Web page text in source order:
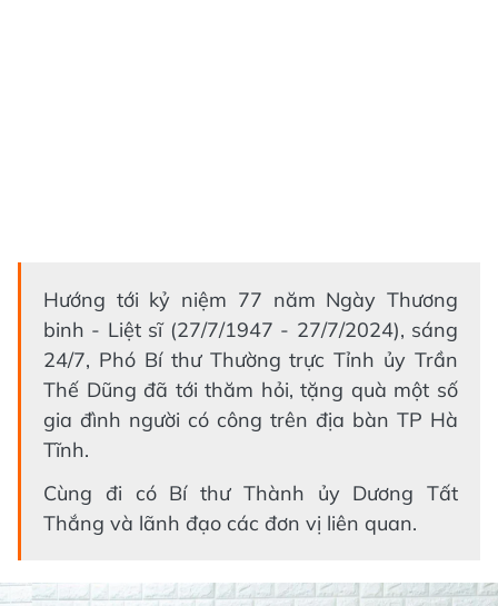
Hướng tới kỷ niệm 77 năm Ngày Thương
binh - Liệt sĩ (27/7/1947 - 27/7/2024), sáng
24/7, Phó Bí thư Thường trực Tỉnh ủy Trần
Thế Dũng đã tới thăm hỏi, tặng quà một số
gia đình người có công trên địa bàn TP Hà
Tĩnh.
Cùng đi có Bí thư Thành ủy Dương Tất
Thắng và lãnh đạo các đơn vị liên quan.